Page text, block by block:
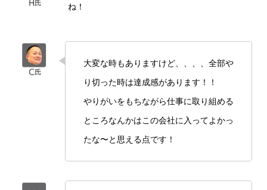
ね！
大変な時もありますけど、、、、全部や
り切った時は達成感があります！！
やりがいをもちながら仕事に取り組める
ところなんかはこの会社に入ってよかっ
たな〜と思える点です！